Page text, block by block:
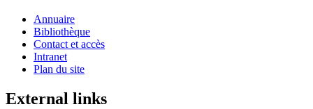
Annuaire
Bibliothèque
Contact et accès
Intranet
Plan du site
External links